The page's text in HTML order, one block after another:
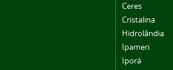
Ceres
Cristalina
Hidrolândia
Ipameri
Iporá